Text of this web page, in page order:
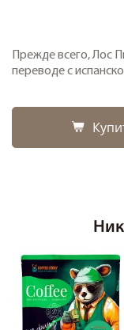
Прежде всего, Лос
переводе с